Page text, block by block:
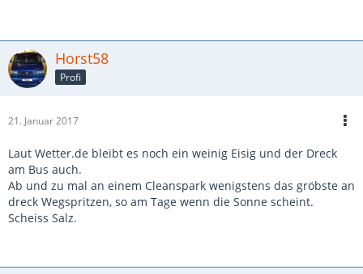
Horst58
Profi
21. Januar 2017
Laut Wetter.de bleibt es noch ein weinig Eisig und der Dreck
am Bus auch.
Ab und zu mal an einem Cleanspark wenigstens das gröbste an
dreck Wegspritzen, so am Tage wenn die Sonne scheint.
Scheiss Salz.